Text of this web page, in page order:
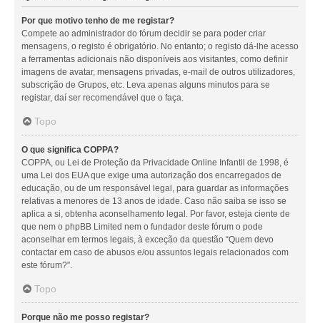
Por que motivo tenho de me registar?
Compete ao administrador do fórum decidir se para poder criar
mensagens, o registo é obrigatório. No entanto; o registo dá-lhe acesso
a ferramentas adicionais não disponíveis aos visitantes, como definir
imagens de avatar, mensagens privadas, e-mail de outros utilizadores,
subscrição de Grupos, etc. Leva apenas alguns minutos para se
registar, daí ser recomendável que o faça.
Topo
O que significa COPPA?
COPPA, ou Lei de Proteção da Privacidade Online Infantil de 1998, é
uma Lei dos EUA que exige uma autorização dos encarregados de
educação, ou de um responsável legal, para guardar as informações
relativas a menores de 13 anos de idade. Caso não saiba se isso se
aplica a si, obtenha aconselhamento legal. Por favor, esteja ciente de
que nem o phpBB Limited nem o fundador deste fórum o pode
aconselhar em termos legais, à exceção da questão “Quem devo
contactar em caso de abusos e/ou assuntos legais relacionados com
este fórum?”.
Topo
Porque não me posso registar?